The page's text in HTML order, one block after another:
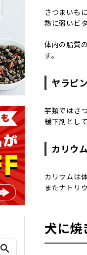
さつまいも
熱に弱いビ
体内の脂質
す。
ヤラピ
芋類ではさ
緩下剤とし
カリウ
カリウムは
またナトリ
犬に焼
search